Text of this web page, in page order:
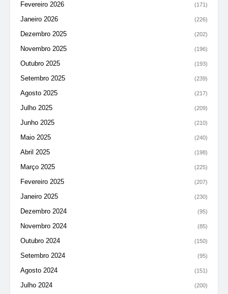
Fevereiro 2026 (171)
Janeiro 2026 (226)
Dezembro 2025 (202)
Novembro 2025 (196)
Outubro 2025 (193)
Setembro 2025 (239)
Agosto 2025 (217)
Julho 2025 (209)
Junho 2025 (210)
Maio 2025 (240)
Abril 2025 (198)
Março 2025 (225)
Fevereiro 2025 (207)
Janeiro 2025 (230)
Dezembro 2024 (95)
Novembro 2024 (85)
Outubro 2024 (150)
Setembro 2024 (95)
Agosto 2024 (151)
Julho 2024 (200)